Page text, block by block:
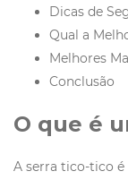
Dicas de
Qual a
Melhores
Conclusão
O que é
A serra tico-tico